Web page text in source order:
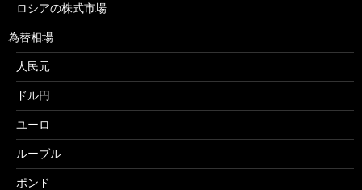
ロシアの株式市場
為替相場
人民元
ドル円
ユーロ
ルーブル
ポンド